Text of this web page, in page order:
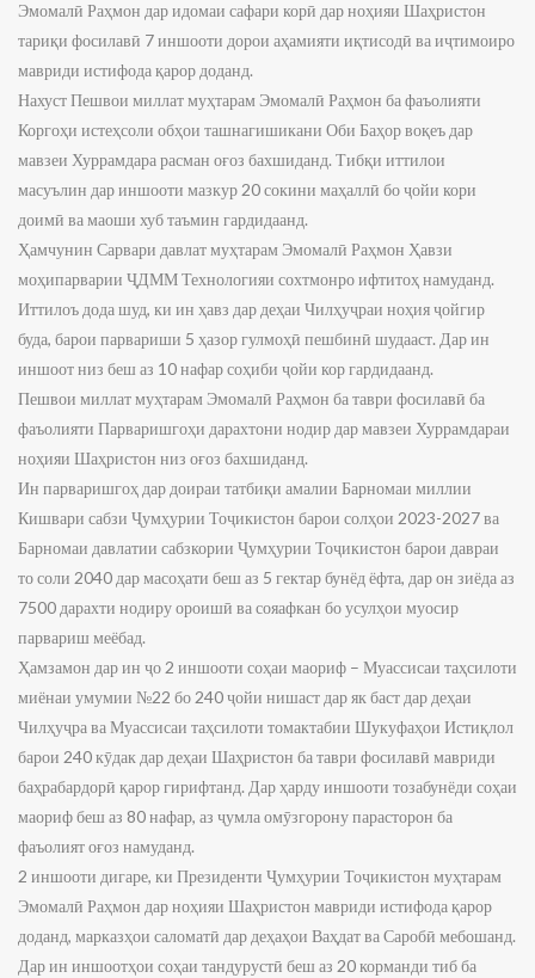
Эмомалӣ Раҳмон дар идомаи сафари корӣ дар ноҳияи Шаҳристон
тариқи фосилавӣ 7 иншооти дорои аҳамияти иқтисодӣ ва иҷтимоиро
мавриди истифода қарор доданд.
Нахуст Пешвои миллат муҳтарам Эмомалӣ Раҳмон ба фаъолияти
Коргоҳи истеҳсоли обҳои ташнагишикани Оби Баҳор воқеъ дар
мавзеи Хуррамдара расман оғоз бахшиданд. Тибқи иттилои
масуълин дар иншооти мазкур 20 сокини маҳаллӣ бо ҷойи кори
доимӣ ва маоши хуб таъмин гардидаанд.
Ҳамчунин Сарвари давлат муҳтарам Эмомалӣ Раҳмон Ҳавзи
моҳипарварии ҶДММ Технологияи сохтмонро ифтитоҳ намуданд.
Иттилоъ дода шуд, ки ин ҳавз дар деҳаи Чилҳуҷраи ноҳия ҷойгир
буда, барои парвариши 5 ҳазор гулмоҳӣ пешбинӣ шудааст. Дар ин
иншоот низ беш аз 10 нафар соҳиби ҷойи кор гардидаанд.
Пешвои миллат муҳтарам Эмомалӣ Раҳмон ба таври фосилавӣ ба
фаъолияти Парваришгоҳи дарахтони нодир дар мавзеи Хуррамдараи
ноҳияи Шаҳристон низ оғоз бахшиданд.
Ин парваришгоҳ дар доираи татбиқи амалии Барномаи миллии
Кишвари сабзи Ҷумҳурии Тоҷикистон барои солҳои 2023-2027 ва
Барномаи давлатии сабзкории Ҷумҳурии Тоҷикистон барои давраи
то соли 2040 дар масоҳати беш аз 5 гектар бунёд ёфта, дар он зиёда аз
7500 дарахти нодиру ороишӣ ва сояафкан бо усулҳои муосир
парвариш меёбад.
Ҳамзамон дар ин ҷо 2 иншооти соҳаи маориф – Муассисаи таҳсилоти
миёнаи умумии №22 бо 240 ҷойи нишаст дар як баст дар деҳаи
Чилҳуҷра ва Муассисаи таҳсилоти томактабии Шукуфаҳои Истиқлол
барои 240 кӯдак дар деҳаи Шаҳристон ба таври фосилавӣ мавриди
баҳрабардорӣ қарор гирифтанд. Дар ҳарду иншооти тозабунёди соҳаи
маориф беш аз 80 нафар, аз ҷумла омӯзгорону парасторон ба
фаъолият оғоз намуданд.
2 иншооти дигаре, ки Президенти Ҷумҳурии Тоҷикистон муҳтарам
Эмомалӣ Раҳмон дар ноҳияи Шаҳристон мавриди истифода қарор
доданд, марказҳои саломатӣ дар деҳаҳои Ваҳдат ва Саробӣ мебошанд.
Дар ин иншоотҳои соҳаи тандурустӣ беш аз 20 корманди тиб ба